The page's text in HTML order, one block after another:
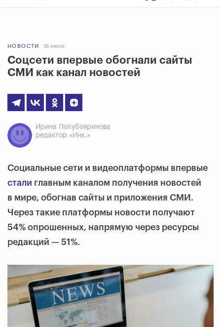
НОВОСТИ 16 июня
Соцсети впервые обогнали сайты
СМИ как канал новостей
Ирина Полубояринова
редактор «Инк.»
Социальные сети и видеоплатформы впервые
стали главным каналом получения новостей
в мире, обогнав сайты и приложения СМИ.
Через такие платформы новости получают
54% опрошенных, напрямую через ресурсы
редакций — 51%.